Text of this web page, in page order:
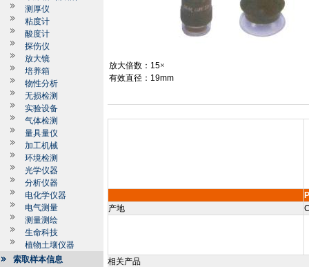
测厚仪
粘度计
酸度计
探伤仪
放大镜
培养箱
物性分析
无损检测
实验设备
气体检测
量具量仪
加工机械
环境检测
光学仪器
分析仪器
电化学仪器
电气测量
测量测绘
生命科技
植物土壤仪器
索取样本信息
放大倍数： 15×
有效直径： 19mm
产地
相关产品